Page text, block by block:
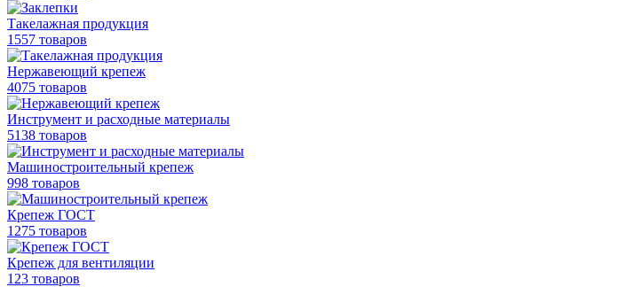
Такелажная продукция
1557 товаров
Нержавеющий крепеж
4075 товаров
Инструмент и расходные материалы
5138 товаров
Машиностроительный крепеж
998 товаров
Крепеж ГОСТ
1275 товаров
Крепеж для вентиляции
123 товаров